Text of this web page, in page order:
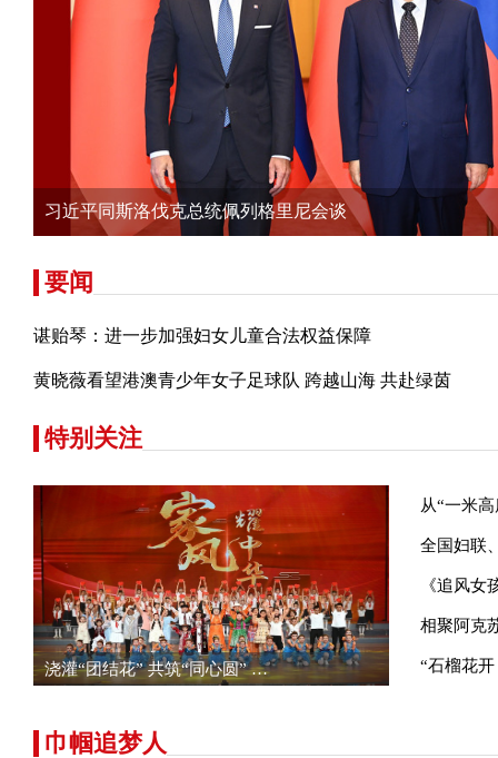
习近平同斯洛伐克总统佩列格里尼会谈
要闻
谌贻琴：进一步加强妇女儿童合法权益保障
黄晓薇看望港澳青少年女子足球队 跨越山海 共赴绿茵
特别关注
浇灌“团结花” 共筑“同心圆”…
从“一米
全国妇联
《追风女
相聚阿克
“石榴花
巾帼追梦人